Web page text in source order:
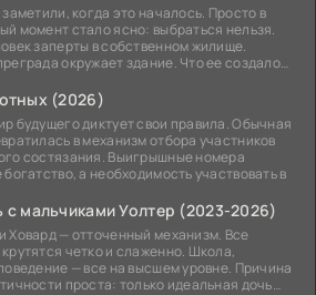
когда это началось. Просто в
момент стало ясно: выбраться нельзя.
заперты в собственном жилище.
окружает здание. Что ее создало
(2026)
будущего диктует свои правила. Обычная
в механизм отбора участников
состязания. Выигрышные номера
а необходимость участвовать в
с мальчиками Уолтер (2023-2026)
Ховард — отточенный механизм. Все
четко и слаженно. Школа,
— все на высшем уровне. Причина
проста: только идеальная дочь